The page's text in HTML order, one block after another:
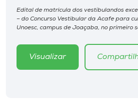
Editora
Rádio
Edital de matrícula dos vestibulandos
– do Concurso Vestibular da Acafe para
Unoesc, campus de Joaçaba, no primeiro
Visualizar